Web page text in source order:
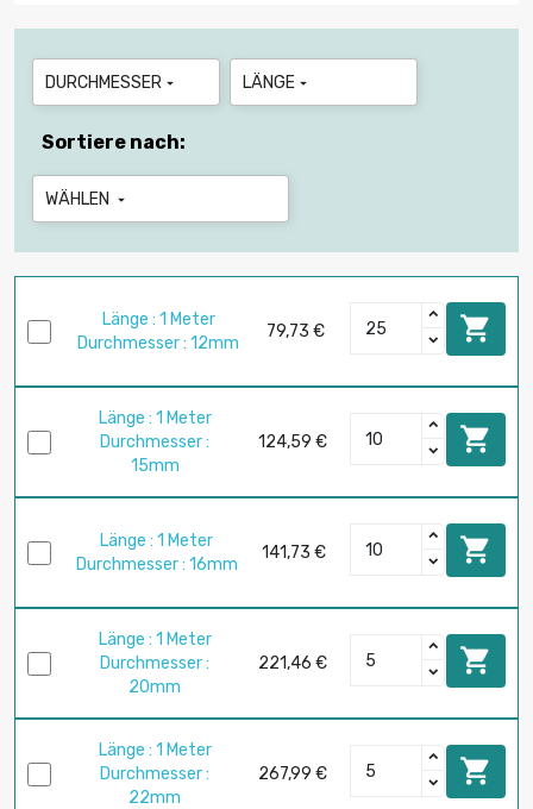
DURCHMESSER  LÄNGE 
Sortiere nach:
WÄHLEN 
Länge : 1 Meter
Durchmesser : 12mm
79,73 € 
Länge : 1 Meter
Durchmesser :
15mm
124,59 € 
Länge : 1 Meter
Durchmesser : 16mm
141,73 € 
Länge : 1 Meter
Durchmesser :
20mm
221,46 € 
Länge : 1 Meter
Durchmesser :
22mm
267,99 € 